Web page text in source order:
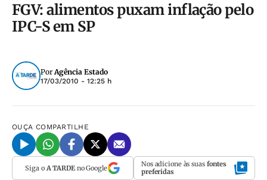
FGV: alimentos puxam inflação pelo
IPC-S em SP
PorAgência Estado
17/03/2010 - 12:25 h
OUÇA COMPARTILHE
Siga o A TARDEno Google Nos adicione às suas fontes
preferidas